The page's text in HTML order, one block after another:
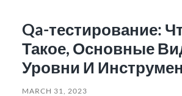
Qa-тестирование:
Такое, Основные
Уровни И
MARCH 31, 2023